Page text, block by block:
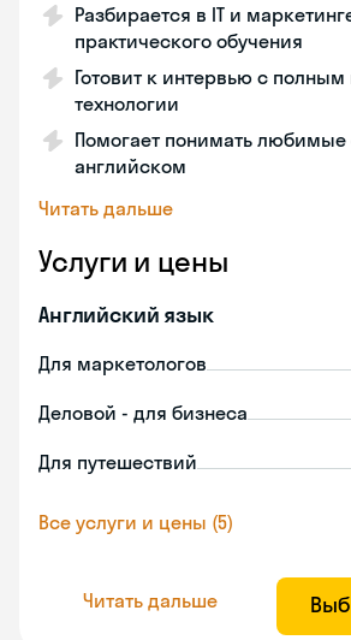
Разбирается в IT и
практического обучения
Готовит к интервью с
технологии
Помогает понимать
английском
Читать дальше
Услуги и цены
Английский язык
Для маркетологов
Деловой - для бизнеса
Для путешествий
Все услуги и цены (5)
Читать дальше